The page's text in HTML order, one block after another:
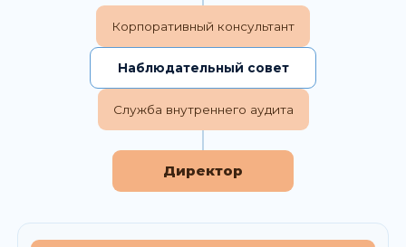
Корпоративный консультант
Наблюдательный совет
Служба внутреннего аудита
Директор